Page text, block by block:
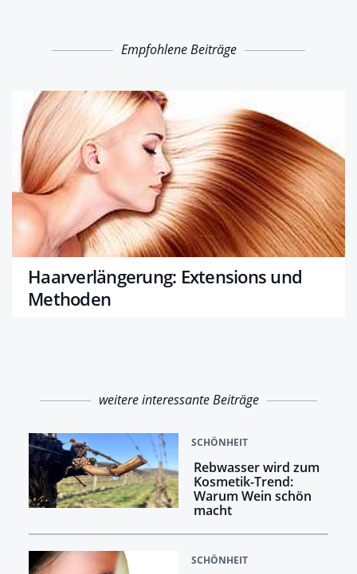
Empfohlene Beiträge
Haarverlängerung: Extensions und
Methoden
weitere interessante Beiträge
SCHÖNHEIT
Rebwasser wird zum
Kosmetik-Trend:
Warum Wein schön
macht
SCHÖNHEIT